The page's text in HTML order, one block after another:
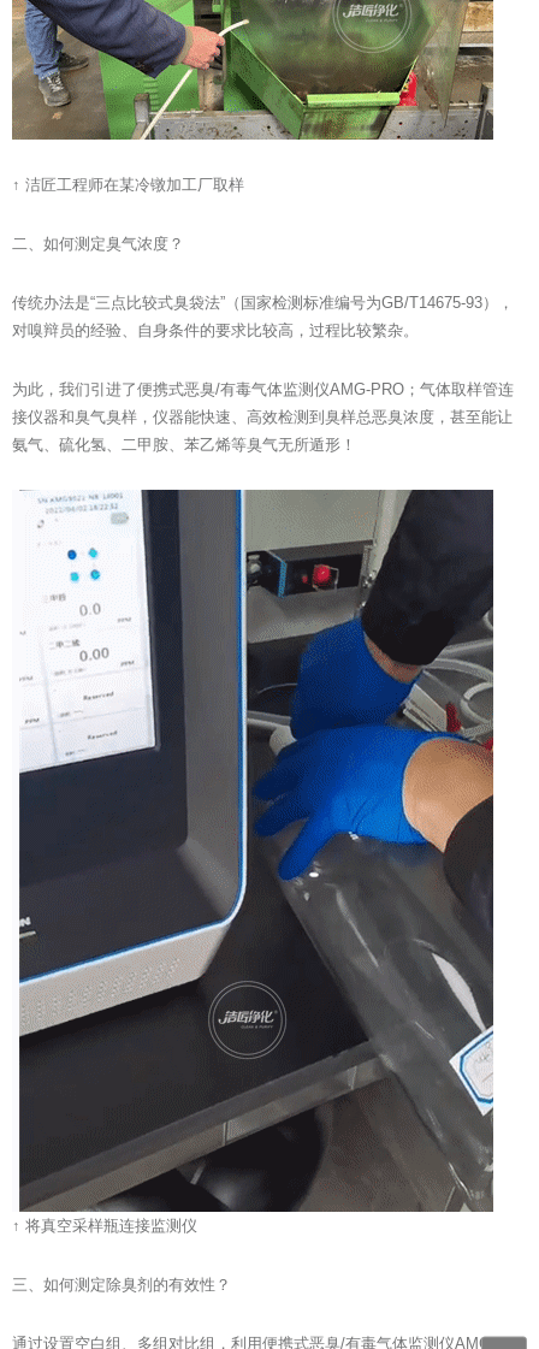
↑ 洁匠工程师在某冷镦加工厂取样
二、如何测定臭气浓度？
传统办法是“三点比较式臭袋法”（国家检测标准编号为GB/T14675-93），
对嗅辩员的经验、自身条件的要求比较高，过程比较繁杂。
为此，我们引进了便携式恶臭/有毒气体监测仪AMG-PRO；气体取样管连
接仪器和臭气臭样，仪器能快速、高效检测到臭样总恶臭浓度，甚至能让
氨气、硫化氢、二甲胺、苯乙烯等臭气无所遁形！
↑ 将真空采样瓶连接监测仪
三、如何测定除臭剂的有效性？
通过设置空白组、多组对比组，利用便携式恶臭/有毒气体监测仪AMG-